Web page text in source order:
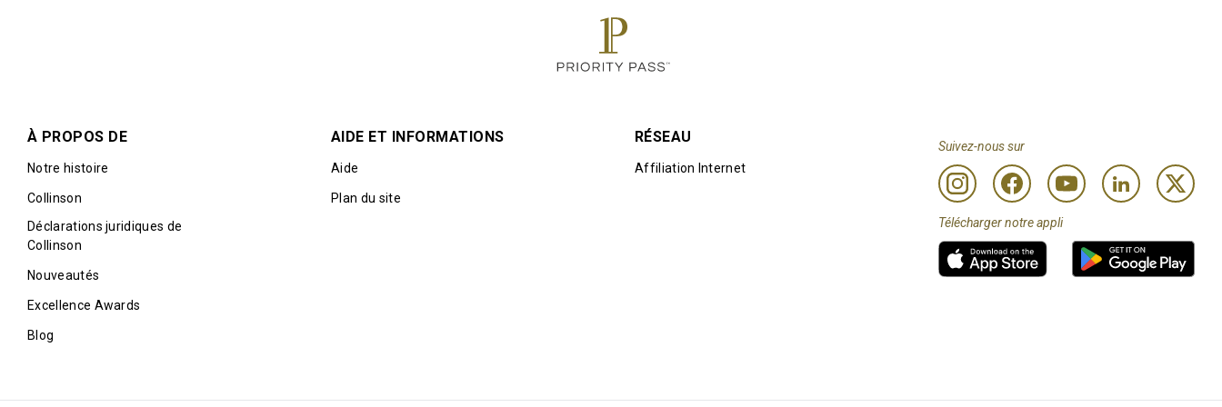
À PROPOS DE
Notre histoire
Collinson
Déclarations juridiques de
Collinson
Nouveautés
Excellence Awards
Blog
AIDE ET INFORMATIONS
Aide
Plan du site
RÉSEAU
Affiliation Internet
Suivez-nous sur
Télécharger notre appli